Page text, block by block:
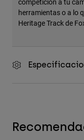
Ver todo
herramientas o a lo
Heritage Track de